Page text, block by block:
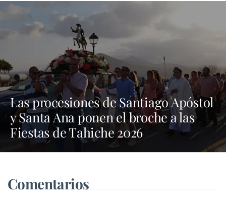
Las procesiones de Santiago Apóstol
y Santa Ana ponen el broche a las
Fiestas de Tahiche 2026
Comentarios